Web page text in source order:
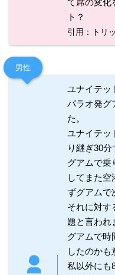
て席の変化
ト？
引用：トリ
男性
ユナイテッ
パラオ発グ
た。
ユナイテッ
り継ぎ30
グアムで乗
してまた
ずグアムで
それに対す
題と言われ
グアムで時
したのかも
私以外にも